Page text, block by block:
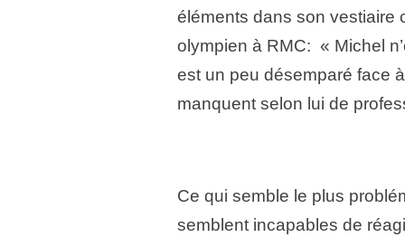
éléments dans son vestiaire
olympien à RMC: « Michel
est un peu désemparé face
manquent selon lui de
Ce qui semble le plus
semblent incapables de